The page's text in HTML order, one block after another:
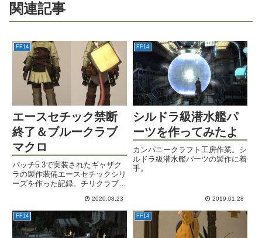
関連記事
FF14
エースセチック禁断
終了＆ブルークラブ
マクロ
パッチ5.3で実装されたギャザク
ラの製作装備エースセチックシリ
ーズを作った記録。チリクラブ用
2020.08.23
FF14
シルドラ級潜水艦パ
ーツを作ってみたよ
カンパニークラフト工房作業。シ
ルドラ級潜水艦パーツの製作に着
手。
2019.01.28
FF14 FF14